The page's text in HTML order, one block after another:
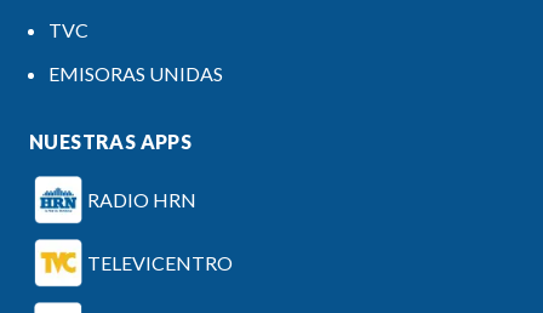
TVC
EMISORAS UNIDAS
NUESTRAS APPS
RADIO HRN
TELEVICENTRO